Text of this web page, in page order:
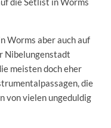
Worms aber auch auf
Nibelungenstadt
meisten doch eher
die
von vielen ungeduldig